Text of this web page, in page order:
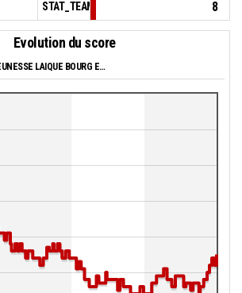
8
Evolution du score
JEUNESSE LAIQUE BOURG EN BRESSE